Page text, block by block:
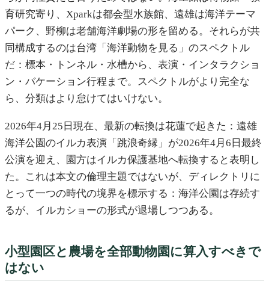
育研究寄り、Xparkは都会型水族館、遠雄は海洋テーマ
パーク、野柳は老舗海洋劇場の形を留める。それらが共
同構成するのは台湾「海洋動物を見る」のスペクトル
だ：標本・トンネル・水槽から、表演・インタラクショ
ン・バケーション行程まで。スペクトルがより完全な
ら、分類はより怠けてはいけない。
2026年4月25日現在、最新の転換は花蓮で起きた：遠雄
海洋公園のイルカ表演「跳浪奇縁」が2026年4月6日最終
公演を迎え、園方はイルカ保護基地へ転換すると表明し
た。これは本文の倫理主題ではないが、ディレクトリに
とって一つの時代の境界を標示する：海洋公園は存続す
るが、イルカショーの形式が退場しつつある。
小型園区と農場を全部動物園に算入すべきで
はない